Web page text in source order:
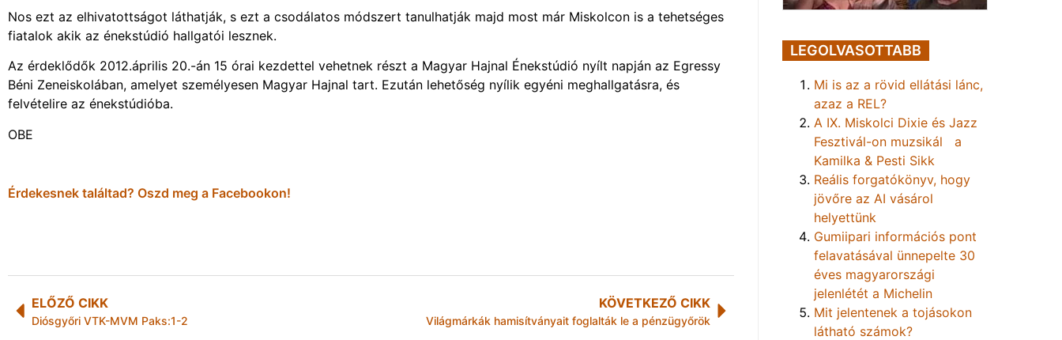
Nos ezt az elhivatottságot láthatják, s ezt a csodálatos módszert tanulhatják majd most már Miskolcon is a tehetséges
fiatalok akik az énekstúdió hallgatói lesznek.
Az érdeklődők 2012.április 20.-án 15 órai kezdettel vehetnek részt a Magyar Hajnal Énekstúdió nyílt napján az Egressy
Béni Zeneiskolában, amelyet személyesen Magyar Hajnal tart. Ezután lehetőség nyílik egyéni meghallgatásra, és
felvételire az énekstúdióba.
OBE
Érdekesnek találtad? Oszd meg a Facebookon!
ELŐZŐ CIKK
Diósgyőri VTK-MVM Paks:1-2
KÖVETKEZŐ CIKK
Világmárkák hamisítványait foglalták le a pénzügyőrök
LEGOLVASOTTABB
Mi is az a rövid ellátási lánc,
azaz a REL?
A IX. Miskolci Dixie és Jazz
Fesztivál-on muzsikál a
Kamilka & Pesti Sikk
Reális forgatókönyv, hogy
jövőre az AI vásárol
helyettünk
Gumiipari információs pont
felavatásával ünnepelte 30
éves magyarországi
jelenlétét a Michelin
Mit jelentenek a tojásokon
látható számok?